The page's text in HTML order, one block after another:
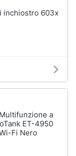
inchiostro 603x
a
ET-4950
Fi Nero